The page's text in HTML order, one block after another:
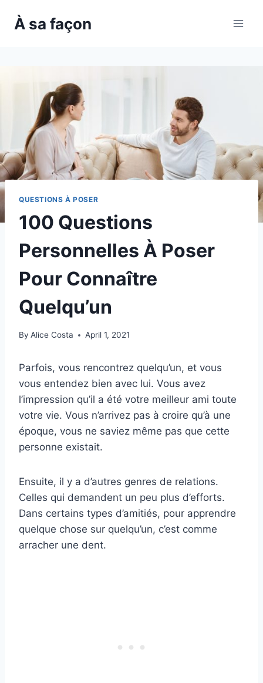
À sa façon
QUESTIONS À POSER
100 Questions
Personnelles À Poser
Pour Connaître
Quelqu’un
By Alice Costa April 1, 2021
Parfois, vous rencontrez quelqu’un, et vous
vous entendez bien avec lui. Vous avez
l’impression qu’il a été votre meilleur ami toute
votre vie. Vous n’arrivez pas à croire qu’à une
époque, vous ne saviez même pas que cette
personne existait.
Ensuite, il y a d’autres genres de relations.
Celles qui demandent un peu plus d’efforts.
Dans certains types d’amitiés, pour apprendre
quelque chose sur quelqu’un, c’est comme
arracher une dent.